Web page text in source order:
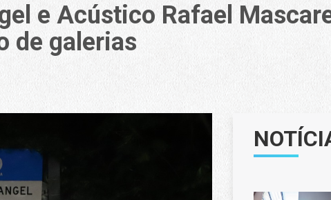
e Acústico Rafael
de galerias
serão fechados para revitalização de galerias